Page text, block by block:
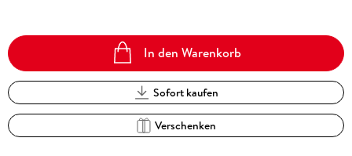
In den Warenkorb
Sofort kaufen
Verschenken